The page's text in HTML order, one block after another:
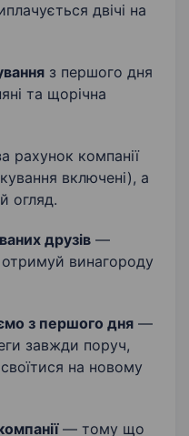
двічі на
з першого дня
та щорічна
рахунок компанії
включені), а
огляд.
друзів —
винагороду
з першого дня —
завжди поруч,
на новому
— тому що